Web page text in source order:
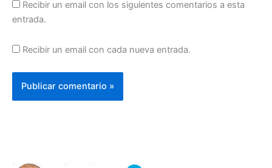
Recibir un email con los siguientes comentarios a esta
entrada.
Recibir un email con cada nueva entrada.